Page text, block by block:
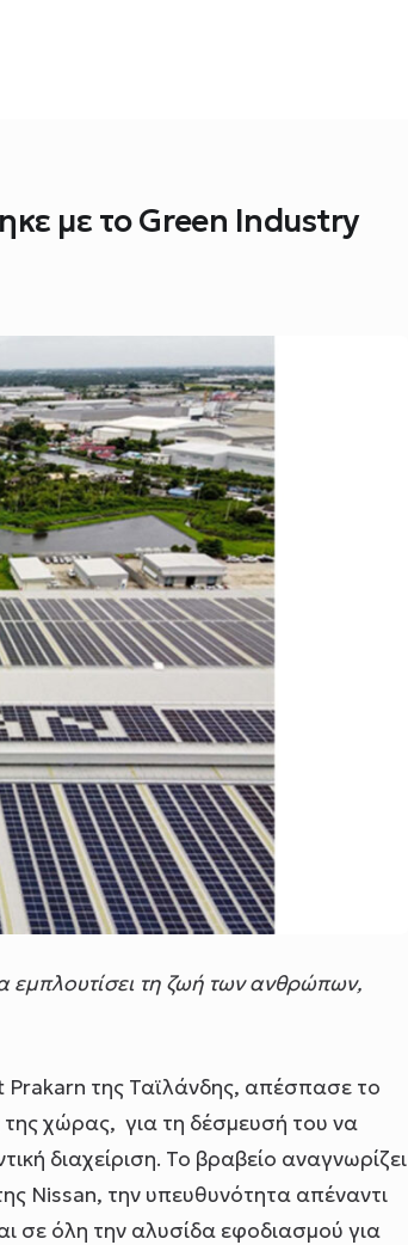
με το Green Industry
εμπλουτίσει τη ζωή των ανθρώπων,
της Ταϊλάνδης, απέσπασε το
χώρας, για τη δέσμευσή του να
διαχείριση. Το βραβείο αναγνωρίζει
Nissan, την υπευθυνότητα απέναντι
σε όλη την αλυσίδα εφοδιασμού για